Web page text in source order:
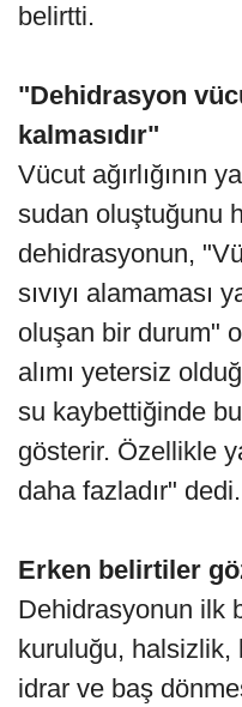
belirtti.
"Dehidrasyon
kalmasıdır"
Vücut ağırlığının
sudan oluştuğunu
dehidrasyonun,
sıvıyı alamaması
oluşan bir durum"
alımı yetersiz
su kaybettiğinde
gösterir. Özellikle
daha fazladır" dedi.
Erken belirtiler
Dehidrasyonun ilk
kuruluğu, halsizlik,
idrar ve baş